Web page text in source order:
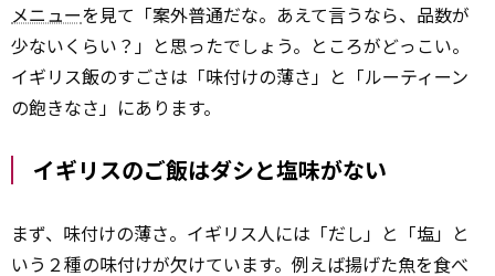
メニューを見て「案外普通だな。あえて言うなら、品数が
少ないくらい？」と思ったでしょう。ところがどっこい。
イギリス飯のすごさは「味付けの薄さ」と「ルーティーン
の飽きなさ」にあります。
イギリスのご飯はダシと塩味がない
まず、味付けの薄さ。イギリス人には「だし」と「塩」と
いう２種の味付けが欠けています。例えば揚げた魚を食べ